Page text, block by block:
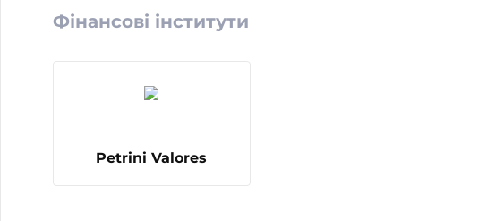
Фінансові інститути
Petrini Valores